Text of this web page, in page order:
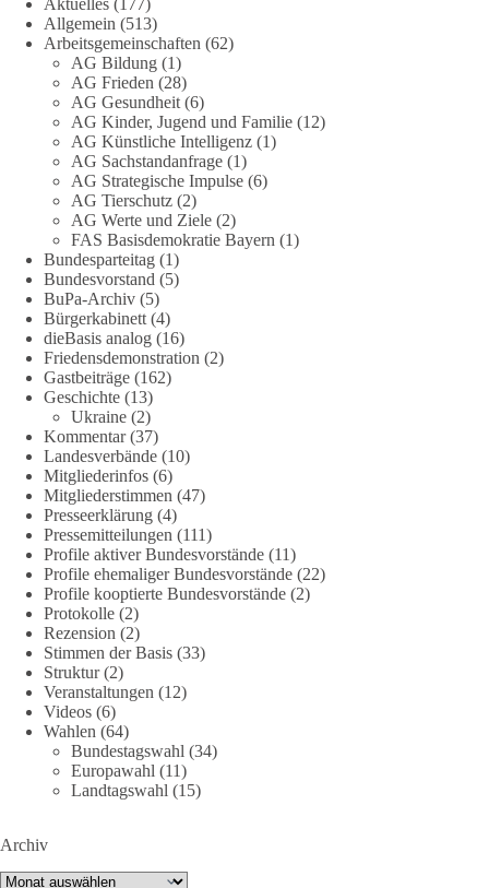
🟩🟩🟦🟦🟥🟥🟧🟧
❤️ Hier kannst du unsere Arbeit unterstützen:
https://dieBasis.de/spenden
#dieBasis #hamburg #demokratiegespräch #bürgerdialog
9 21
DieBasis
1 Tag zuvor
🕊 dieBasis Friedensdemo inklusive Umzug
Lasst uns gemeinsam die Kriege in der Ukraine und in Gaza
stoppen!
📅 Wann: Samstag, 29.08.2026, ab 14 Uhr
📍 Wo: Hannover, Opernplatz
ℹ️ Versammlung von dieBasis
🪧 Mehr Infos und warum auch du dich beteiligen solltest:
http://dieBasis.de/friedensdemo
🟩🟩🟦🟦🟥🟥🟧🟧
Friedensfähig statt kriegstüchtig
Wir stehen für
⚠️ Sofortigen Stopp aller Waffenlieferungen ins Ausland,
zumindest in Kriegsgebiete
⚠️ Beteiligung an humanitärer Hilfe für alle Kriegsopfer
⚠️ Aufruf zum sofortigen Waffenstillstand bzw. zu
⚠️ Einhaltung von Völkerrecht und UN-Charta
Aktuelles (177)
Allgemein (513)
Arbeitsgemeinschaften (62)
AG Bildung (1)
AG Frieden (28)
AG Gesundheit (6)
AG Kinder, Jugend und Familie (12)
AG Künstliche Intelligenz (1)
AG Sachstandanfrage (1)
AG Strategische Impulse (6)
AG Tierschutz (2)
AG Werte und Ziele (2)
FAS Basisdemokratie Bayern (1)
Bundesparteitag (1)
Bundesvorstand (5)
BuPa-Archiv (5)
Bürgerkabinett (4)
dieBasis analog (16)
Friedensdemonstration (2)
Gastbeiträge (162)
Geschichte (13)
Ukraine (2)
Kommentar(37)
Landesverbände (10)
Mitgliederinfos (6)
Mitgliederstimmen (47)
Presseerklärung (4)
Pressemitteilungen (111)
Profile aktiver Bundesvorstände (11)
Profile ehemaliger Bundesvorstände (22)
Profile kooptierte Bundesvorstände (2)
Protokolle (2)
Rezension (2)
Stimmen der Basis (33)
Struktur(2)
Veranstaltungen (12)
Videos (6)
Wahlen (64)
Bundestagswahl (34)
Europawahl (11)
Landtagswahl (15)
Archiv
Archiv